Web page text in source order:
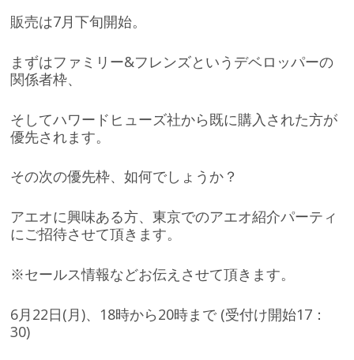
販売は7月下旬開始。
まずはファミリー&フレンズというデベロッパーの
関係者枠、
そしてハワードヒューズ社から既に購入された方が
優先されます。
その次の優先枠、如何でしょうか？
アエオに興味ある方、東京でのアエオ紹介パーティ
にご招待させて頂きます。
※セールス情報などお伝えさせて頂きます。
6月22日(月)、18時から20時まで (受付け開始17：
30)